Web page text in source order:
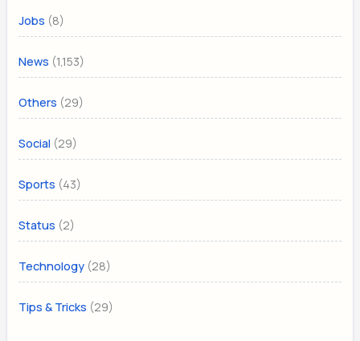
Jobs (8)
News (1,153)
Others (29)
Social (29)
Sports (43)
Status (2)
Technology (28)
Tips & Tricks (29)